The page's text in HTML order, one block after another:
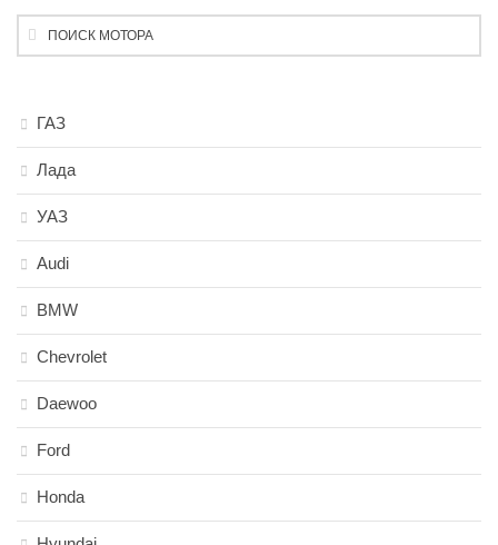
ГАЗ
Лада
УАЗ
Audi
BMW
Chevrolet
Daewoo
Ford
Honda